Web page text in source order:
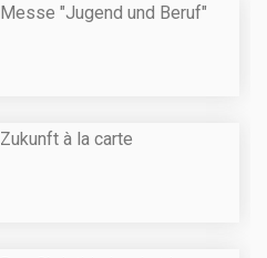
Messe "Jugend und Beruf"
Zukunft à la carte